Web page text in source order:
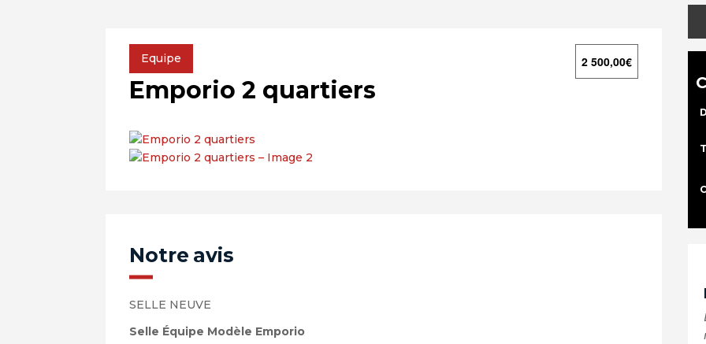
Equipe
Emporio 2 quartiers
2 500,00€
Notre avis
SELLE NEUVE
Selle Équipe Modèle Emporio